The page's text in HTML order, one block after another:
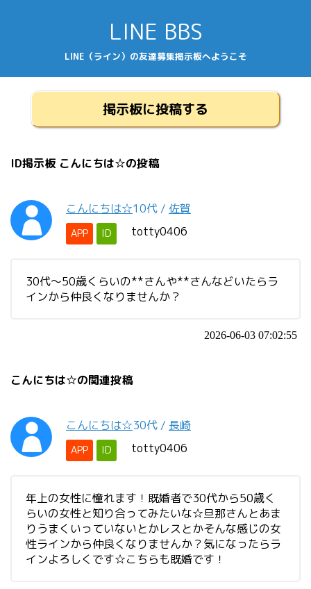
LINE BBS
LINE（ライン）の友達募集掲示板へようこそ
掲示板に投稿する
ID掲示板 こんにちは☆の投稿
こんにちは☆10代 / 佐賀
APP ID totty0406
30代～50歳くらいの**さんや**さんなどいたらラ
インから仲良くなりませんか？
2026-06-03 07:02:55
こんにちは☆の関連投稿
こんにちは☆30代 / 長崎
APP ID totty0406
年上の女性に憧れます！既婚者で30代から50歳く
らいの女性と知り合ってみたいな☆旦那さんとあま
りうまくいっていないとかレスとかそんな感じの女
性ラインから仲良くなりませんか？気になったらラ
インよろしくです☆こちらも既婚です！